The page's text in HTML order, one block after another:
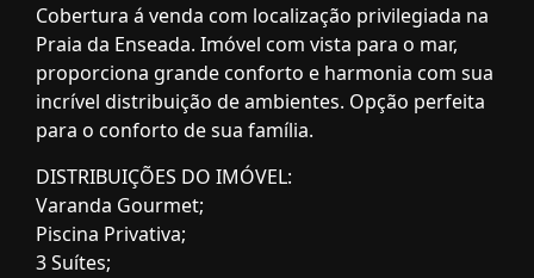
Cobertura á venda com localização privilegiada na
Praia da Enseada. Imóvel com vista para o mar,
proporciona grande conforto e harmonia com sua
incrível distribuição de ambientes. Opção perfeita
para o conforto de sua família.
DISTRIBUIÇÕES DO IMÓVEL:
Varanda Gourmet;
Piscina Privativa;
3 Suítes;